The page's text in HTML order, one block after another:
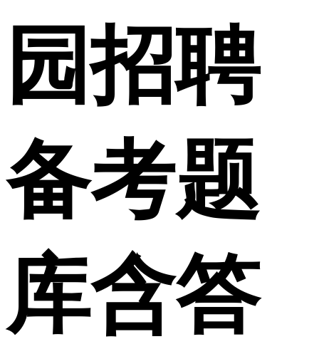
园招聘
备考题
库含答